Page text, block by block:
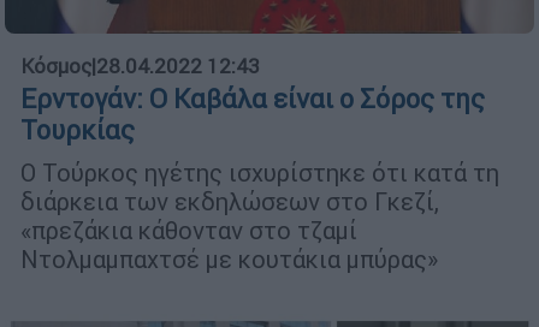
Κόσμος|28.04.2022 12:43
Ερντογάν: Ο Καβάλα είναι ο Σόρος της
Τουρκίας
Ο Τούρκος ηγέτης ισχυρίστηκε ότι κατά τη
διάρκεια των εκδηλώσεων στο Γκεζί,
«πρεζάκια κάθονταν στο τζαμί
Ντολμαμπαχτσέ με κουτάκια μπύρας»